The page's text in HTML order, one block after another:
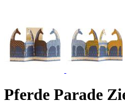
Pferde Parade